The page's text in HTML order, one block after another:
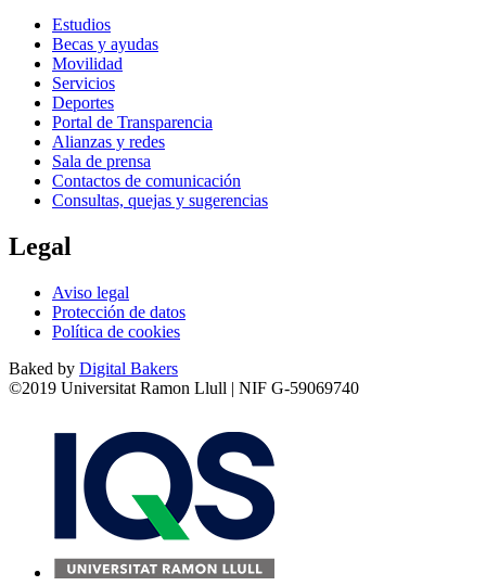
Estudios
Becas y ayudas
Movilidad
Servicios
Deportes
Portal de Transparencia
Alianzas y redes
Sala de prensa
Contactos de comunicación
Consultas, quejas y sugerencias
Legal
Aviso legal
Protección de datos
Política de cookies
Baked by Digital Bakers
©2019 Universitat Ramon Llull | NIF G-59069740